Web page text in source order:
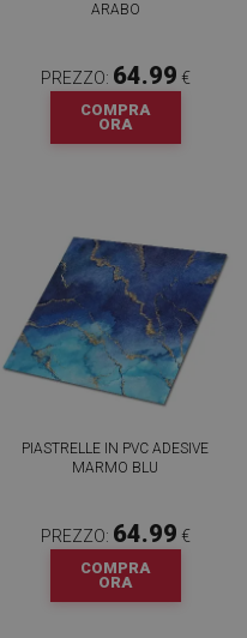
ARABO
PREZZO: 64.99 €
COMPRA
ORA
PIASTRELLE IN PVC ADESIVE
MARMO BLU
PREZZO: 64.99 €
COMPRA
ORA